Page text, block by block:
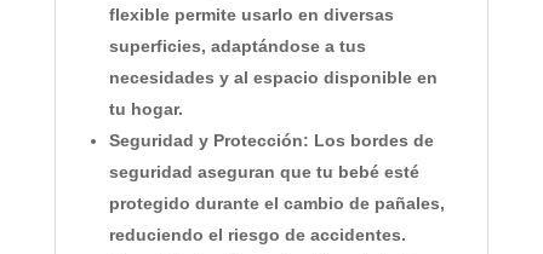
flexible permite usarlo en diversas
superficies, adaptándose a tus
necesidades y al espacio disponible en
tu hogar.
Seguridad y Protección: Los bordes de
seguridad aseguran que tu bebé esté
protegido durante el cambio de pañales,
reduciendo el riesgo de accidentes.